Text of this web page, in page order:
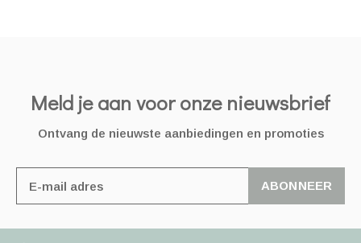
Meld je aan voor onze nieuwsbrief
Ontvang de nieuwste aanbiedingen en promoties
ABONNEER